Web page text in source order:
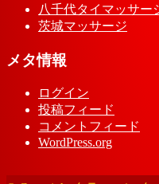
八千代タイマッサー
茨城マッサージ
メタ情報
ログイン
投稿フィード
コメントフィード
WordPress.org